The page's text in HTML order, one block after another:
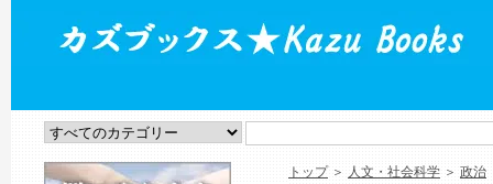
トップ ＞ 人文・社会科学 ＞ 政治